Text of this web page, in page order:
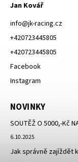
Jan Kovář
info@jk-racing.cz
+420723445805
+420723445805
Facebook
Instagram
NOVINKY
SOUTĚŽ O 5000,-Kč
6.10.2025
Jak správně zajíždět